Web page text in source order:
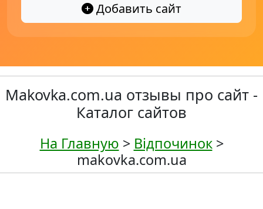
Добавить сайт
Makovka.com.ua отзывы про сайт -
Каталог сайтов
На Главную > Відпочинок>
makovka.com.ua